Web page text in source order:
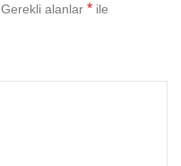
Gerekli alanlar * ile